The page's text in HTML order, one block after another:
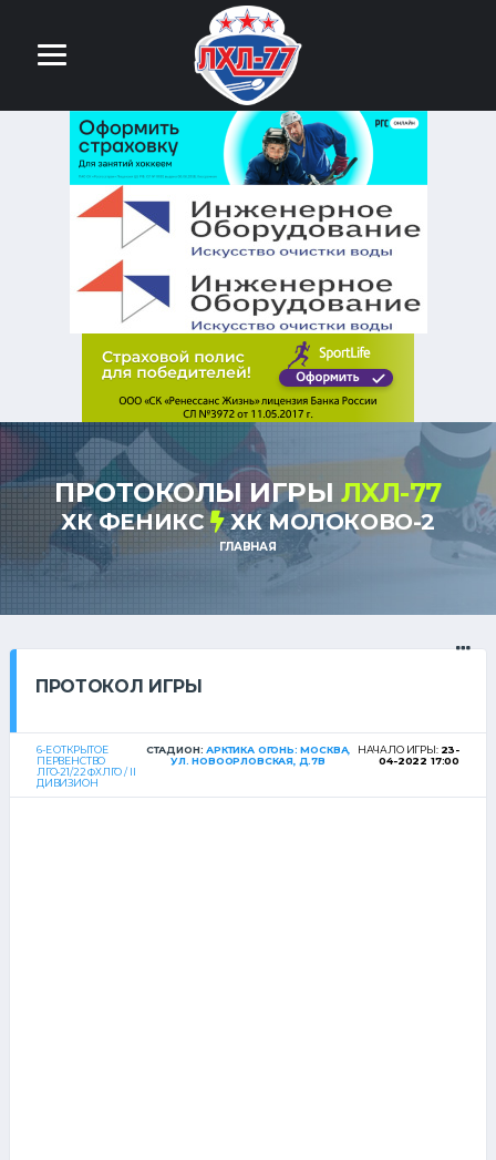
ПРОТОКОЛЫ ИГРЫ ЛХЛ-77
ХК ФЕНИКС ХК МОЛОКОВО-2
ГЛАВНАЯ
ПРОТОКОЛ ИГРЫ
6-Е ОТКРЫТОЕ
ПЕРВЕНСТВО
ЛГО-21/22 ФХЛГО / II
ДИВИЗИОН
СТАДИОН:АРКТИКА ОГОНЬ: МОСКВА,
УЛ. НОВООРЛОВСКАЯ, Д.7В
НАЧАЛО ИГРЫ: 23-
04-2022 17:00